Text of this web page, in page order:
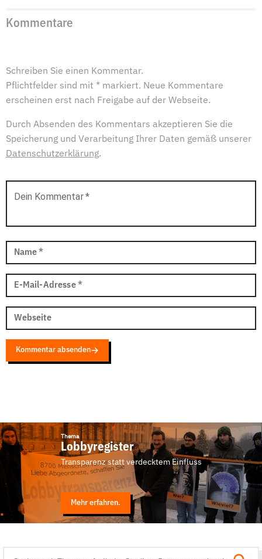
Kommentare
Schreiben Sie einen Kommentar.
Pflichtfelder sind mit * markiert. Neue Kommentare
erscheinen erst nach Freigabe auf der Webseite.
Durch Absenden des Kommentars akzeptieren Sie die
Speicherung und Verarbeitung Ihrer Daten gemäß unserer
Datenschutzerklärung.
Dein Kommentar*
Name *
E-Mail-Adresse *
Webseite
Kommentar absenden
Thema
Lobbyregister
Transparenz statt verdecktem Einfluss
Mehr erfahren.